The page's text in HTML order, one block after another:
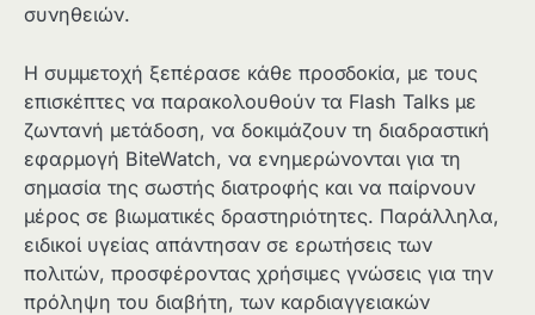
συνηθειών.
Η συμμετοχή ξεπέρασε κάθε προσδοκία, με τους
επισκέπτες να παρακολουθούν τα Flash Talks με
ζωντανή μετάδοση, να δοκιμάζουν τη διαδραστική
εφαρμογή BiteWatch, να ενημερώνονται για τη
σημασία της σωστής διατροφής και να παίρνουν
μέρος σε βιωματικές δραστηριότητες. Παράλληλα,
ειδικοί υγείας απάντησαν σε ερωτήσεις των
πολιτών, προσφέροντας χρήσιμες γνώσεις για την
πρόληψη του διαβήτη, των καρδιαγγειακών